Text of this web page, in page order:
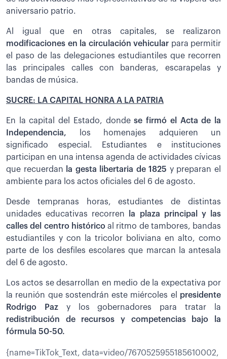
aniversario patrio.
Al igual que en otras capitales, se realizaron
modificaciones en la circulación vehicular para permitir
el paso de las delegaciones estudiantiles que recorren
las principales calles con banderas, escarapelas y
bandas de música.
SUCRE: LA CAPITAL HONRA A LA PATRIA
En la capital del Estado, dondese firmó el Acta de la
Independencia, los homenajes adquieren un
significado especial. Estudiantes e instituciones
participan en una intensa agenda de actividades cívicas
que recuerdan
la gesta libertaria de 1825 y preparan el
ambiente para los actos oficiales del 6 de agosto.
Desde tempranas horas, estudiantes de distintas
unidades educativas recorren la plaza principal y las
calles del centro históricoal ritmo de tambores, bandas
estudiantiles y con la tricolor boliviana en alto, como
parte de los desfiles escolares que marcan la antesala
del 6 de agosto.
Los actos se desarrollan en medio de la expectativa por
la reunión que sostendrán este miércoles el presidente
Rodrigo Pazy los gobernadores para tratar la
redistribución de recursos y competencias bajo la
fórmula 50-50.
{name=TikTok_Text, data=video/7670525955185610002,